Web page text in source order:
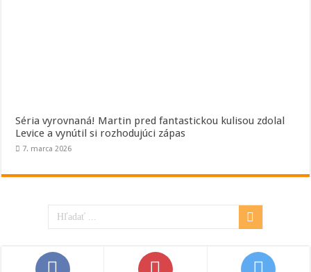
Séria vyrovnaná! Martin pred fantastickou kulisou zdolal
Levice a vynútil si rozhodujúci zápas
7. marca 2026